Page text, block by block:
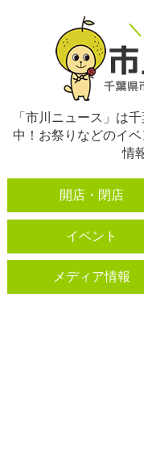
「市川ニュース」は
中！お祭りなどのイ
情
開店・閉店
イベント
メディア情報